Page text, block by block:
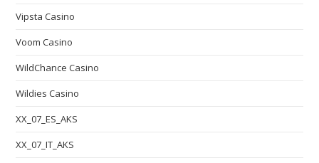
Vipsta Casino
Voom Casino
WildChance Casino
Wildies Casino
XX_07_ES_AKS
XX_07_IT_AKS